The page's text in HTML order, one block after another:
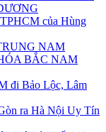
của Hùng
NAM
BẮC NAM
đi Bảo Lộc, Lâm
ra Hà Nội Uy Tín